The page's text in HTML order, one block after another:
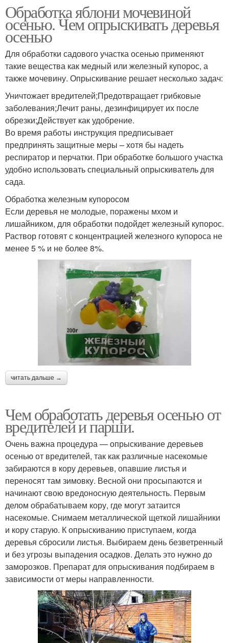
Обработка яблони мочевиной
осенью. Чем опрыскивать деревья
осенью
Для обработки садового участка осенью применяют
такие вещества как медный или железный купорос, а
также мочевину. Опрыскивание решает несколько задач:
Уничтожает вредителей;Предотвращает грибковые
заболевания;Лечит раны, дезинфицирует их после
обрезки;Действует как удобрение.
Во время работы инструкция предписывает
предпринять защитные меры – хотя бы надеть
респиратор и перчатки. При обработке большого участка
удобно использовать специальный опрыскиватель для
сада.
Обработка железным купоросом
Если деревья не молодые, поражены мхом и
лишайником, для обработки подойдет железный купорос.
Раствор готовят с концентрацией железного купороса не
менее 5 % и не более 8%.
читать дальше →
Чем обработать деревья осенью от
вредителей и парши.
Очень важна процедура — опрыскивание деревьев
осенью от вредителей, так как различные насекомые
забираются в кору деревьев, опавшие листья и
переносят там зимовку. Весной они просыпаются и
начинают свою вредоносную деятельность. Первым
делом обрабатываем кору, где могут затаится
насекомые. Снимаем металлической щеткой лишайники
и кору старую. К опрыскиванию приступаем, когда
деревья сбросили листья. Выбираем день безветренный
и без угрозы выпадения осадков. Делать это нужно до
заморозков. Препарат для опрыскивания подбираем в
зависимости от меры направленности.